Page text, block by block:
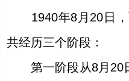
1940年8月20日，
共经历三个阶段：
第一阶段从8月20